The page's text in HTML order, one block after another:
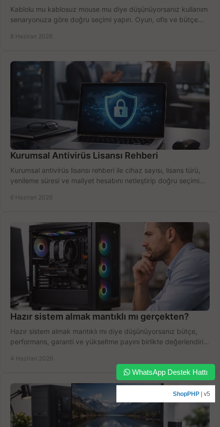
Kablolu mu kablosuz mouse mu diye düşünüyorsanız kullanım
senaryonuza göre doğru seçimi yapın. Oyun, ofis ve bütçe
8 Haziran 2026
Kurumsal Antivirüs Lisansı Rehberi
Kurumsal antivirüs lisansı rehberi ile cihaz sayısı, lisans türü,
yenileme süresi ve maliyet hesabını netleştirip doğru seçimi
6 Haziran 2026
Hazır sistem almak mantıklı mı gerçekten?
Hazır sistem almak mantıklı mı diye düşünüyorsanız bütçe,
performans, garanti ve yükseltme payını birlikte değerlendirin,
4 Haziran 2026
WhatsApp Destek Hattı
ShopPHP | v5